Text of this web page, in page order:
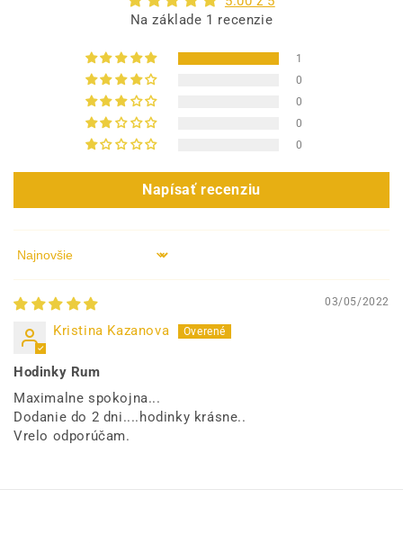
Na základe 1 recenzie
1
0
0
0
0
Napísať recenziu
Sort by
03/05/2022
Kristina Kazanova
Hodinky Rum
Maximalne spokojna...
Dodanie do 2 dni....hodinky krásne..
Vrelo odporúčam.